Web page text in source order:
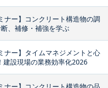
ナー】コンクリート構造物の調
、補修・補強を学ぶ
ナー】タイムマネジメントと心
建設現場の業務効率化2026